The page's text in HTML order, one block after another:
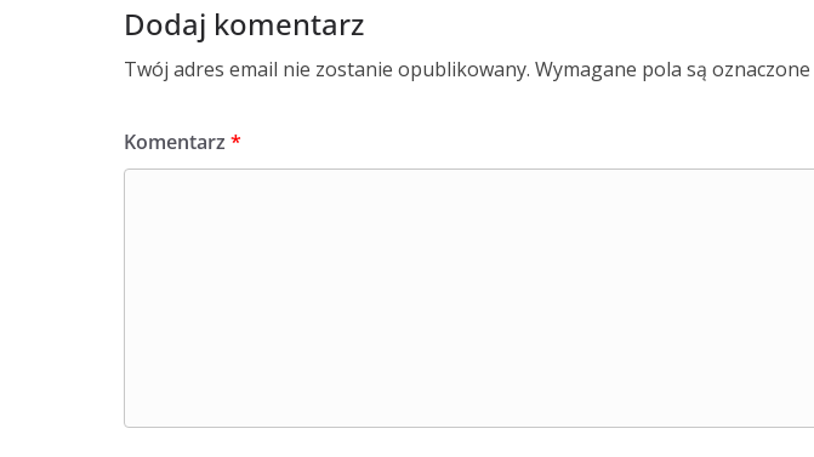
Dodaj komentarz
Twój adres email nie zostanie opublikowany. Wymagane pola są oznaczone
Komentarz *